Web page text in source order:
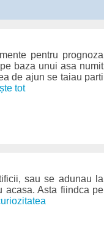
pentru prognoza
baza unui asa numit
de ajun se taiau parti
tot
sau se adunau la
acasa. Asta fiindca pe